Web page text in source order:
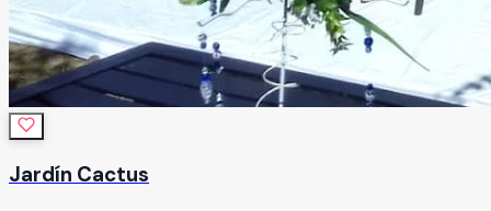
Jardín Cactus